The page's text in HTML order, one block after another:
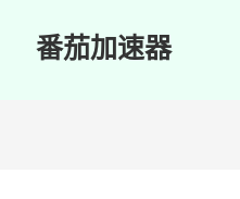
番茄加速器